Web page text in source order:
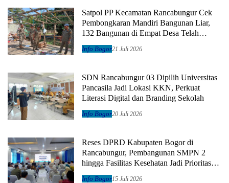
Satpol PP Kecamatan Rancabungur Cek
Pembongkaran Mandiri Bangunan Liar,
132 Bangunan di Empat Desa Telah
Didata
Info Bogor21 Juli 2026
SDN Rancabungur 03 Dipilih Universitas
Pancasila Jadi Lokasi KKN, Perkuat
Literasi Digital dan Branding Sekolah
Info Bogor20 Juli 2026
Reses DPRD Kabupaten Bogor di
Rancabungur, Pembangunan SMPN 2
hingga Fasilitas Kesehatan Jadi Prioritas
Utama
Info Bogor15 Juli 2026